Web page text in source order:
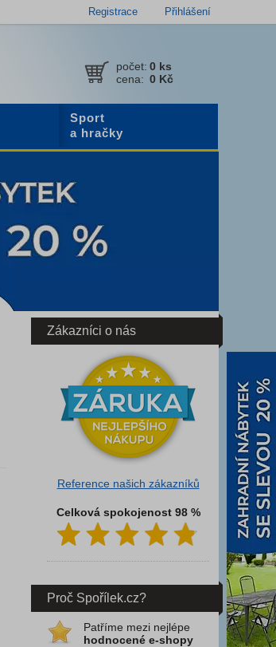
Registrace Přihlášení
počet: 0 ks
cena: 0 Kč
Sport
a hračky
Zákazníci o nás
Reference našich zákazníků
Celková spokojenost 98 %
Proč Spořílek.cz?
Patříme mezi nejlépe
hodnocené e-shopy